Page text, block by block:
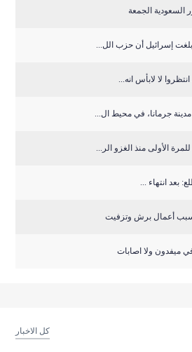
السعودية الجمعة
إسرائيل أن حزب الل...
لا لابأس انه...
جرمانا، في محيط ال...
الأولى منذ الغزو الر...
بعد انتهاء ...
بسبب أعمال برش وتزفيت
ميفدون ولا اصابات
كل الاخبار